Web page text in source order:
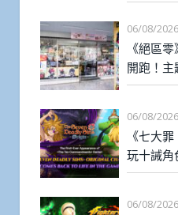
06/08/2026
《絕區
開跑！
06/08/2026
《七大
玩十誡角
06/08/2026